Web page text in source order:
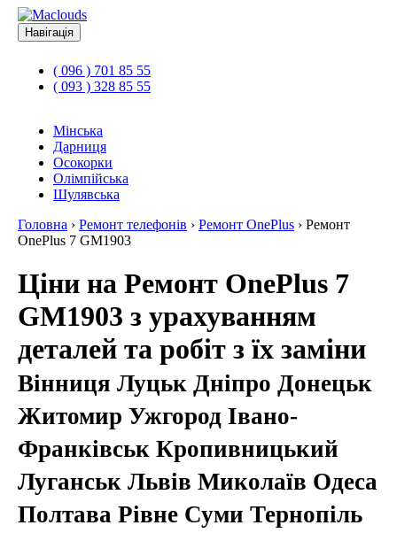
Навігація
( 096 ) 701 85 55
( 093 ) 328 85 55
Мінська
Дарниця
Осокорки
Олімпійська
Шулявська
Головна › Ремонт телефонів › Ремонт OnePlus › Ремонт
OnePlus 7 GM1903
Ціни на Ремонт OnePlus 7
GM1903 з урахуванням
деталей та робіт з їх заміни
Вінниця Луцьк Дніпро Донецьк
Житомир Ужгород Івано-
Франківськ Кропивницький
Луганськ Львів Миколаїв Одеса
Полтава Рівне Суми Тернопіль